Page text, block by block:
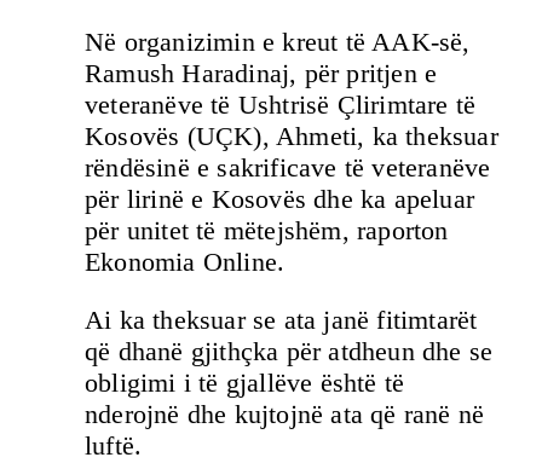
Në organizimin e kreut të AAK-së,
Ramush Haradinaj, për pritjen e
veteranëve të Ushtrisë Çlirimtare të
Kosovës (UÇK), Ahmeti, ka theksuar
rëndësinë e sakrificave të veteranëve
për lirinë e Kosovës dhe ka apeluar
për unitet të mëtejshëm, raporton
Ekonomia Online.
Ai ka theksuar se ata janë fitimtarët
që dhanë gjithçka për atdheun dhe se
obligimi i të gjallëve është të
nderojnë dhe kujtojnë ata që ranë në
luftë.